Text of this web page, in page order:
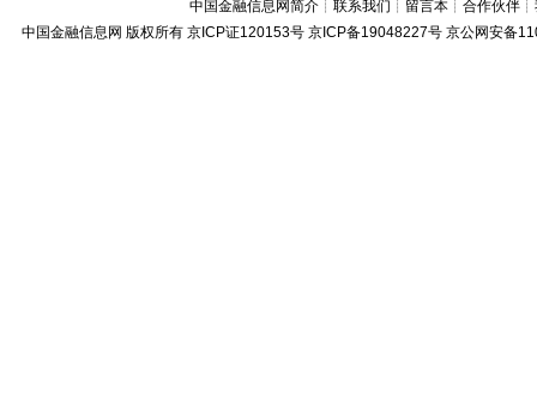
中国金融信息网简介 ┊联系我们 ┊ 留言本 ┊合作伙伴 ┊
中国金融信息网 版权所有 京ICP证120153号 京ICP备19048227号 京公网安备